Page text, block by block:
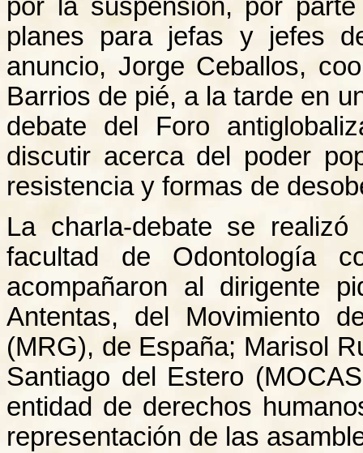
por la suspensión, por
planes para jefas y jefes
anuncio, Jorge Ceballos,
Barrios de pié, a la tarde en
debate del Foro
discutir acerca del poder
resistencia y formas de
La charla-debate se
facultad de Odontología
acompañaron al dirigente
Antentas, del Movimiento
(MRG), de España; Marisol
Santiago del Estero
entidad de derechos
representación de las